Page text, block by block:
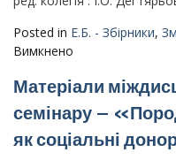
поствоєнний
Україні»
–
2
Posted in Е.Б. - Збірники,
Вимкнено
Всеукраїнської
практичної
конференції
Матеріали
семінару –
як соціальні